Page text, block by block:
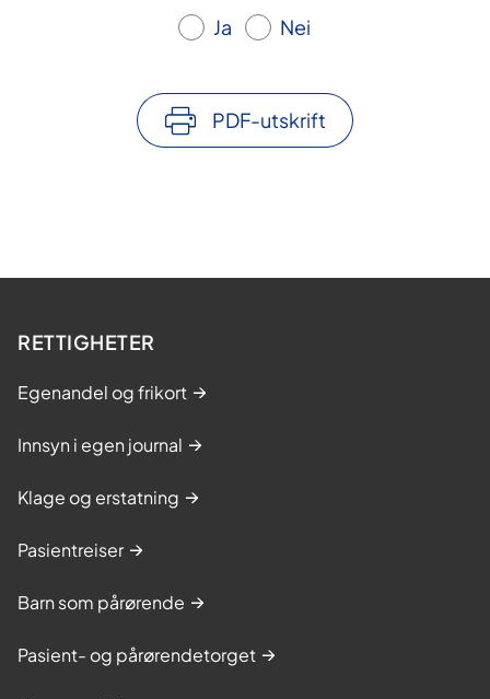
Ja Nei
PDF-utskrift
RETTIGHETER
Egenandel og frikort
Innsyn i egen journal
Klage og erstatning
Pasientreiser
Barn som pårørende
Pasient- og pårørendetorget